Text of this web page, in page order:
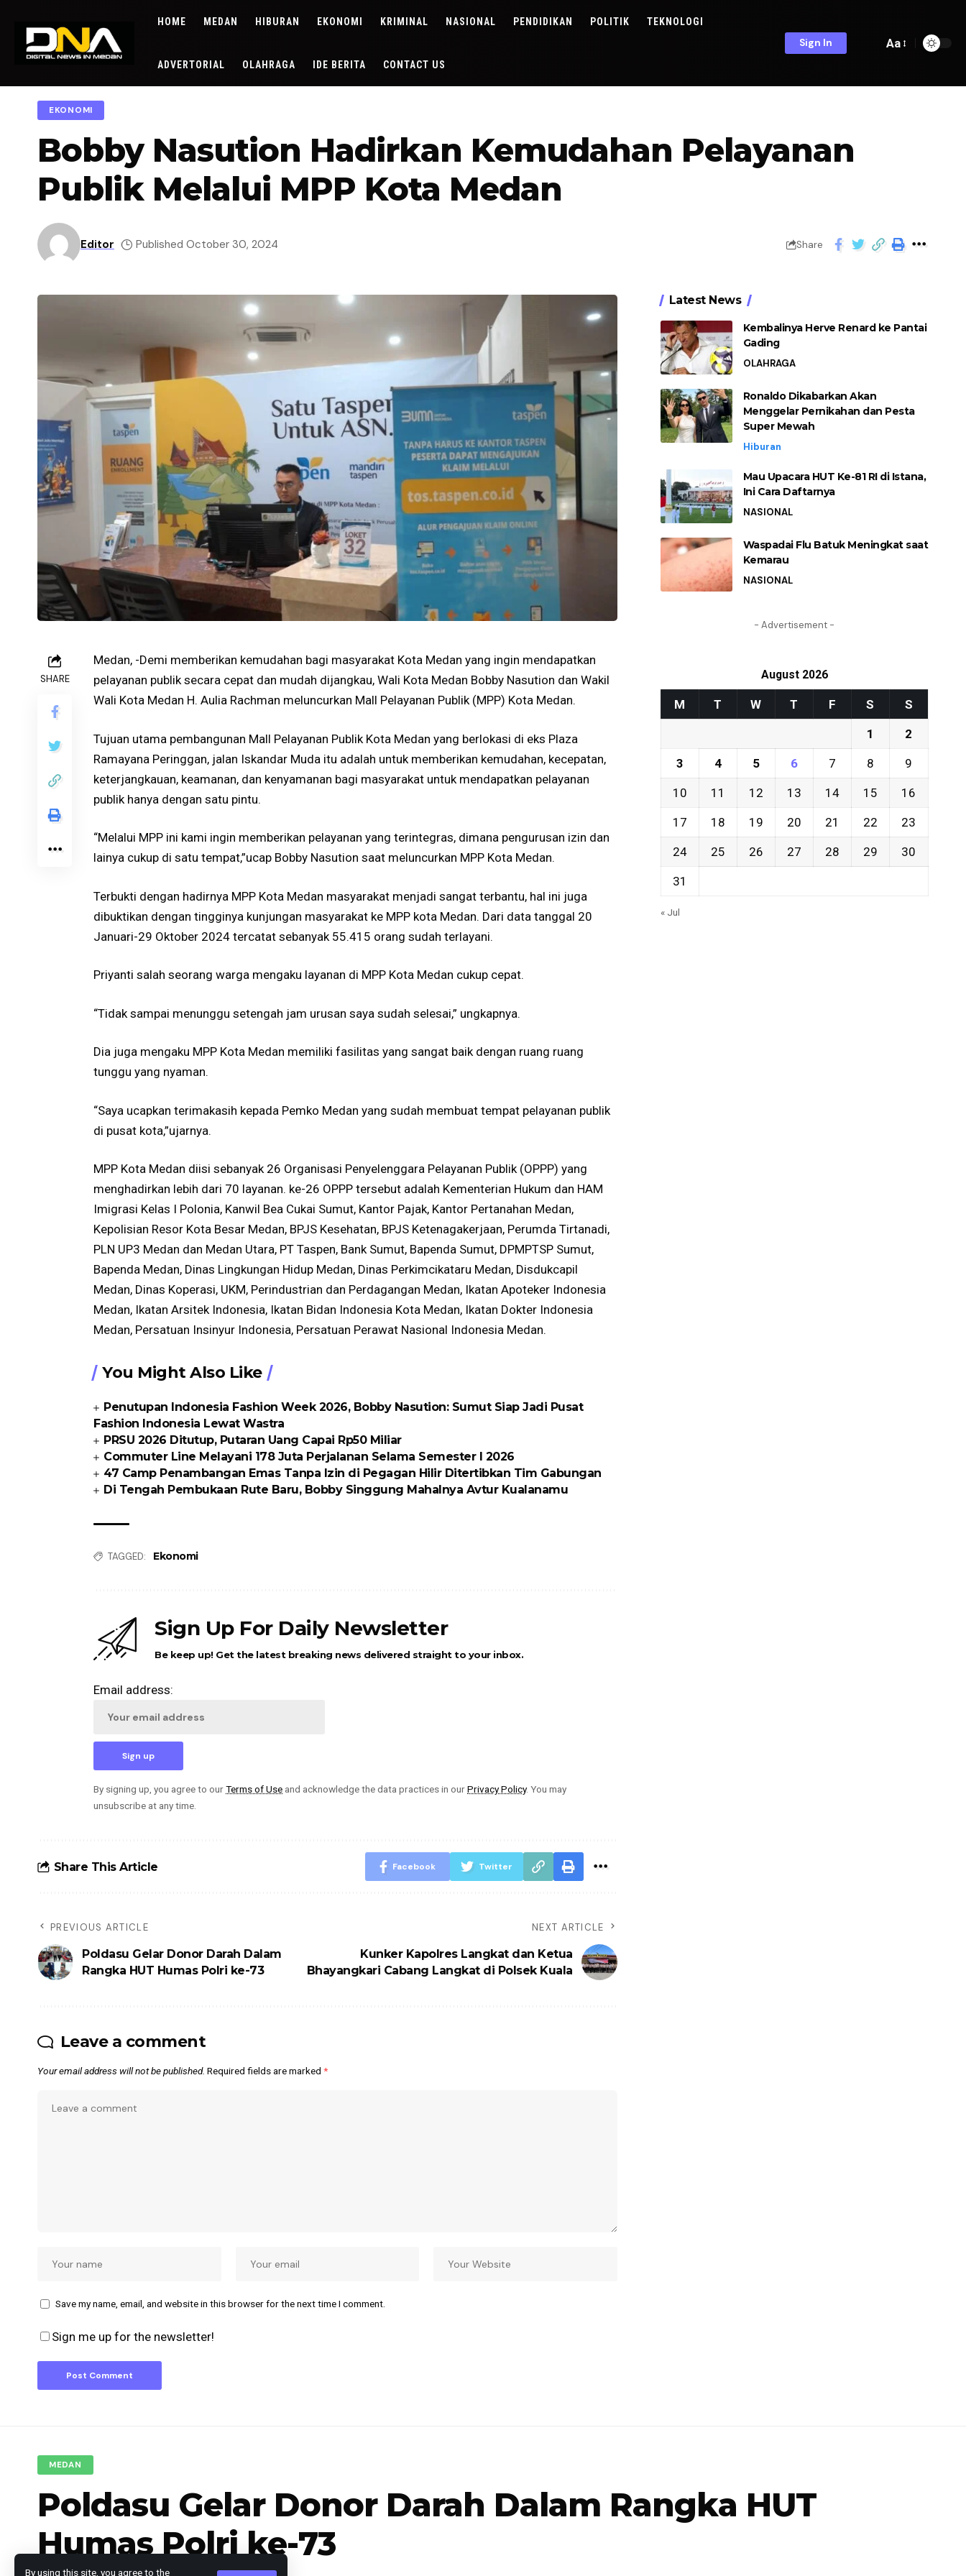
By using this site, you agree to the
HOME MEDAN HIBURAN EKONOMI KRIMINAL NASIONAL PENDIDIKAN POLITIK TEKNOLOGI
ADVERTORIAL OLAHRAGA IDE BERITA CONTACT US
Sign In Aa
EKONOMI
Bobby Nasution Hadirkan Kemudahan Pelayanan
Publik Melalui MPP Kota Medan
Editor Published October 30, 2024 Share
SHARE
Medan, -Demi memberikan kemudahan bagi masyarakat Kota Medan yang ingin mendapatkan
pelayanan publik secara cepat dan mudah dijangkau, Wali Kota Medan Bobby Nasution dan Wakil
Wali Kota Medan H. Aulia Rachman meluncurkan Mall Pelayanan Publik (MPP) Kota Medan.
Tujuan utama pembangunan Mall Pelayanan Publik Kota Medan yang berlokasi di eks Plaza
Ramayana Peringgan, jalan Iskandar Muda itu adalah untuk memberikan kemudahan, kecepatan,
keterjangkauan, keamanan, dan kenyamanan bagi masyarakat untuk mendapatkan pelayanan
publik hanya dengan satu pintu.
“Melalui MPP ini kami ingin memberikan pelayanan yang terintegras, dimana pengurusan izin dan
lainya cukup di satu tempat,”ucap Bobby Nasution saat meluncurkan MPP Kota Medan.
Terbukti dengan hadirnya MPP Kota Medan masyarakat menjadi sangat terbantu, hal ini juga
dibuktikan dengan tingginya kunjungan masyarakat ke MPP kota Medan. Dari data tanggal 20
Januari-29 Oktober 2024 tercatat sebanyak 55.415 orang sudah terlayani.
Priyanti salah seorang warga mengaku layanan di MPP Kota Medan cukup cepat.
“Tidak sampai menunggu setengah jam urusan saya sudah selesai,” ungkapnya.
Dia juga mengaku MPP Kota Medan memiliki fasilitas yang sangat baik dengan ruang ruang
tunggu yang nyaman.
“Saya ucapkan terimakasih kepada Pemko Medan yang sudah membuat tempat pelayanan publik
di pusat kota,”ujarnya.
MPP Kota Medan diisi sebanyak 26 Organisasi Penyelenggara Pelayanan Publik (OPPP) yang
menghadirkan lebih dari 70 layanan. ke-26 OPPP tersebut adalah Kementerian Hukum dan HAM
Imigrasi Kelas I Polonia, Kanwil Bea Cukai Sumut, Kantor Pajak, Kantor Pertanahan Medan,
Kepolisian Resor Kota Besar Medan, BPJS Kesehatan, BPJS Ketenagakerjaan, Perumda Tirtanadi,
PLN UP3 Medan dan Medan Utara, PT Taspen, Bank Sumut, Bapenda Sumut, DPMPTSP Sumut,
Bapenda Medan, Dinas Lingkungan Hidup Medan, Dinas Perkimcikataru Medan, Disdukcapil
Medan, Dinas Koperasi, UKM, Perindustrian dan Perdagangan Medan, Ikatan Apoteker Indonesia
Medan, Ikatan Arsitek Indonesia, Ikatan Bidan Indonesia Kota Medan, Ikatan Dokter Indonesia
Medan, Persatuan Insinyur Indonesia, Persatuan Perawat Nasional Indonesia Medan.
You Might Also Like
Penutupan Indonesia Fashion Week 2026, Bobby Nasution: Sumut Siap Jadi Pusat
Fashion Indonesia Lewat Wastra
PRSU 2026 Ditutup, Putaran Uang Capai Rp50 Miliar
Commuter Line Melayani 178 Juta Perjalanan Selama Semester I 2026
47 Camp Penambangan Emas Tanpa Izin di Pegagan Hilir Ditertibkan Tim Gabungan
Di Tengah Pembukaan Rute Baru, Bobby Singgung Mahalnya Avtur Kualanamu
TAGGED: Ekonomi
Sign Up For Daily Newsletter
Be keep up! Get the latest breaking news delivered straight to your inbox.
Email address:
By signing up, you agree to ourTerms of Use and acknowledge the data practices in ourPrivacy Policy. You may
unsubscribe at any time.
Share This Article Facebook Twitter
PREVIOUS ARTICLE
Poldasu Gelar Donor Darah Dalam
Rangka HUT Humas Polri ke-73
NEXT ARTICLE
Kunker Kapolres Langkat dan Ketua
Bhayangkari Cabang Langkat di Polsek Kuala
Leave a comment
Your email address will not be published. Required fields are marked *
Save my name, email, and website in this browser for the next time I comment.
Sign me up for the newsletter!
Latest News
Kembalinya Herve Renard ke Pantai
Gading
OLAHRAGA
Ronaldo Dikabarkan Akan
Menggelar Pernikahan dan Pesta
Super Mewah
Hiburan
Mau Upacara HUT Ke-81 RI di Istana,
Ini Cara Daftarnya
NASIONAL
Waspadai Flu Batuk Meningkat saat
Kemarau
NASIONAL
- Advertisement -
August 2026
M T W T F S S
1 2
3 4 5 6 7 8 9
10 11 12 13 14 15 16
17 18 19 20 21 22 23
24 25 26 27 28 29 30
31
« Jul
MEDAN
Poldasu Gelar Donor Darah Dalam Rangka HUT
Humas Polri ke-73